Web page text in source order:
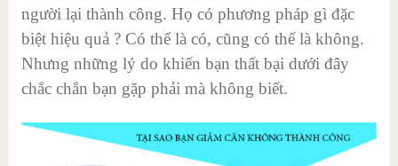
người lại thành công. Họ có phương pháp gì đặc
biệt hiệu quả ? Có thể là có, cũng có thể là không.
Nhưng những lý do khiến bạn thất bại dưới đây
chắc chắn bạn gặp phải mà không biết.